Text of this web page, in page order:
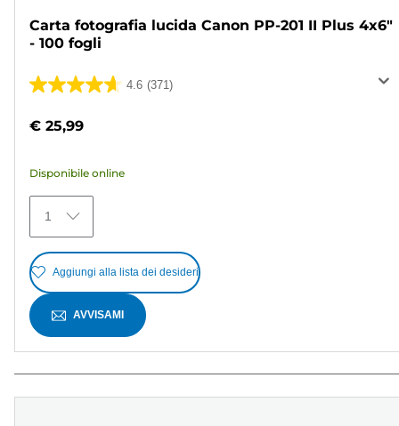
Carta fotografia lucida Canon PP-201 II Plus 4x6"
- 100 fogli
4.6 (371)
4.6
5
371
recensioni
€ 25,99
Disponibile online
1
Aggiungi alla lista dei desideri
AVVISAMI